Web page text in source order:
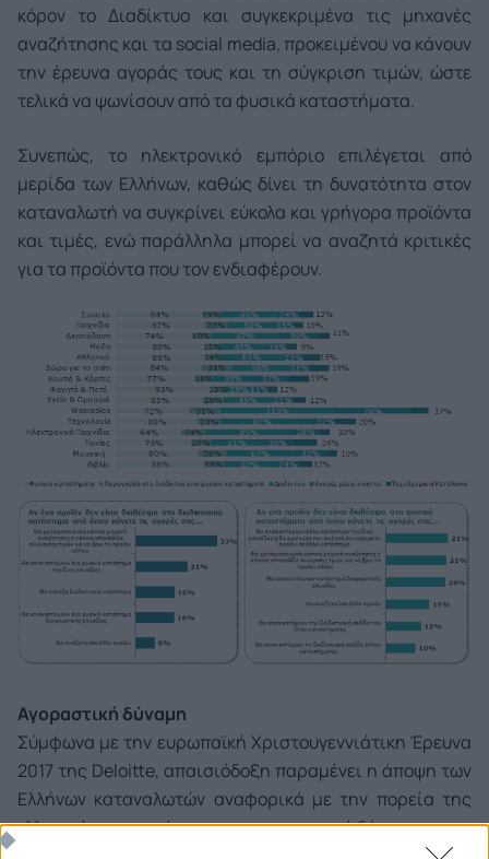
κόρον το Διαδίκτυο και συγκεκριμένα τις μηχανές
αναζήτησης και τα social media, προκειμένου να κάνουν
την έρευνα αγοράς τους και τη σύγκριση τιμών, ώστε
τελικά να ψωνίσουν από τα φυσικά καταστήματα.
Συνεπώς, το ηλεκτρονικό εμπόριο επιλέγεται από
μερίδα των Ελλήνων, καθώς δίνει τη δυνατότητα στον
καταναλωτή να συγκρίνει εύκολα και γρήγορα προϊόντα
και τιμές, ενώ παράλληλα μπορεί να αναζητά κριτικές
για τα προϊόντα που τον ενδιαφέρουν.
Αγοραστική δύναμη
Σύμφωνα με την ευρωπαϊκή Χριστουγεννιάτικη Έρευνα
2017 της Deloitte, απαισιόδοξη παραμένει η άποψη των
Ελλήνων καταναλωτών αναφορικά με την πορεία της
ελληνικής οικονομίας, με την αγοραστική δύναμη για τα